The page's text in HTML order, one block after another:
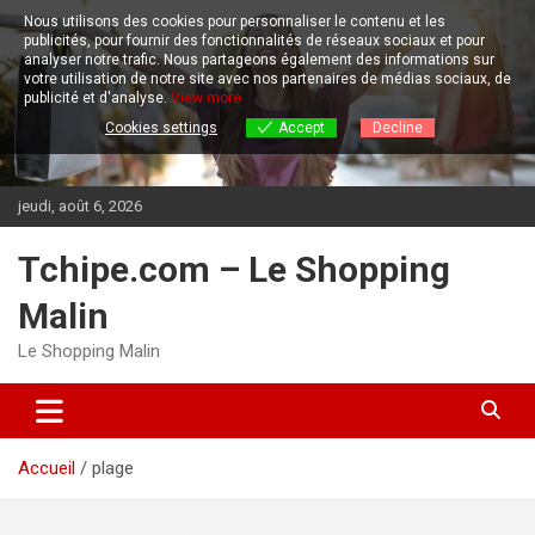
Aller
au
contenu
jeudi, août 6, 2026
Tchipe.com – Le Shopping
Malin
Le Shopping Malin
Accueil plage
Nous utilisons des cookies pour personnaliser le contenu et les
publicités, pour fournir des fonctionnalités de réseaux sociaux et pour
analyser notre trafic.Nous partageons également des informations sur
votre utilisation de notre site avec nos partenaires de médias sociaux, de
publicité et d'analyse. View more
Cookies settings
Accept Decline